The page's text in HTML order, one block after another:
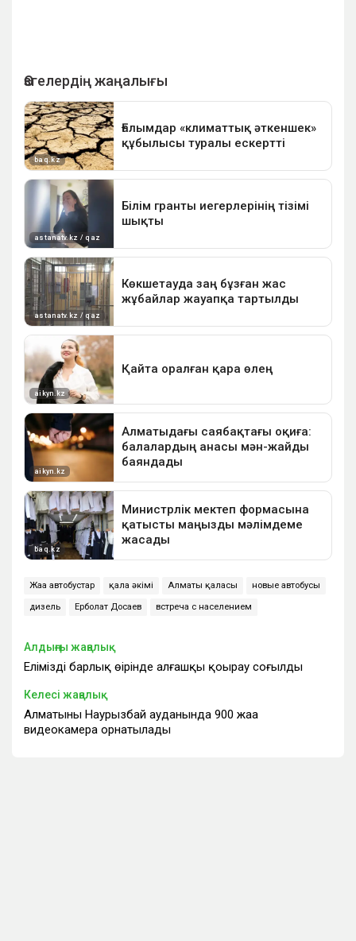
Жаңа автобустар қала әкімі Алматы қаласы новые автобусы
дизель Ерболат Досаев встреча с населением
Алдыңғы жаңалық
Еліміздің барлық өңірінде алғашқы қоңырау соғылды
Келесі жаңалық
Алматының Наурызбай ауданында 900 жаңа
видеокамера орнатылады